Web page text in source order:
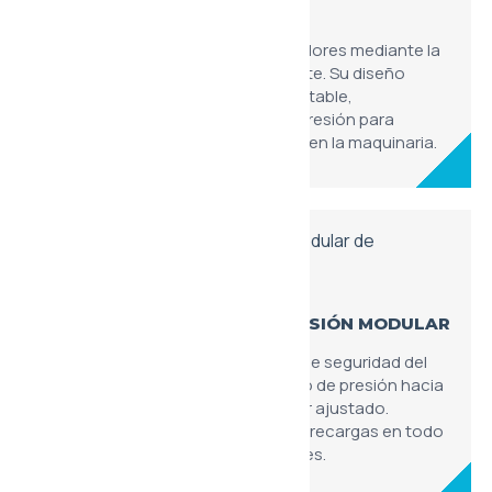
Controla la velocidad de los actuadores mediante la
restricción precisa del flujo de aceite. Su diseño
modular permite un ajuste fino y estable,
compensando las variaciones de presión para
mantener un movimiento uniforme en la maquinaria.
VÁLVULA LIMITADORA DE PRESIÓN MODULAR
Actúa como el principal elemento de seguridad del
bloque modular, aliviando el exceso de presión hacia
el tanque cuando se supera el valor ajustado.
Previene daños estructurales y sobrecargas en todo
el conjunto de válvulas y actuadores.